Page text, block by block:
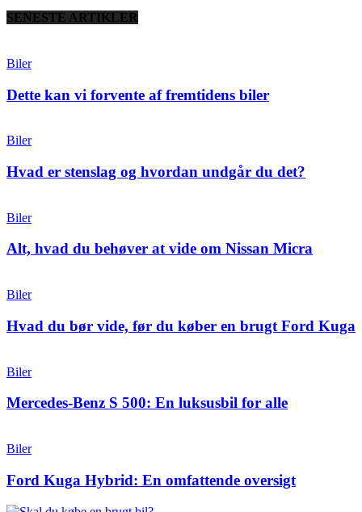
SENESTE ARTIKLER
Biler
Dette kan vi forvente af fremtidens biler
Biler
Hvad er stenslag og hvordan undgår du det?
Biler
Alt, hvad du behøver at vide om Nissan Micra
Biler
Hvad du bør vide, før du køber en brugt Ford Kuga
Biler
Mercedes-Benz S 500: En luksusbil for alle
Biler
Ford Kuga Hybrid: En omfattende oversigt